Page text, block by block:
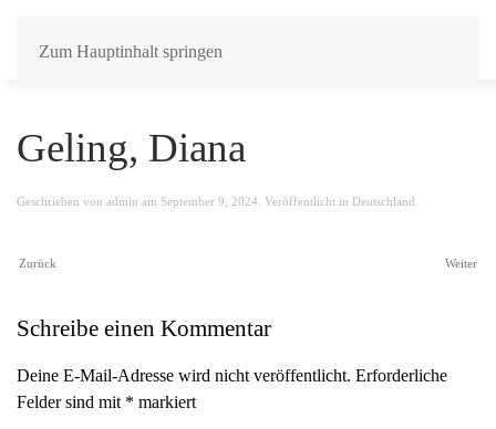
Zum Hauptinhalt springen
Geling, Diana
Geschrieben von admin am September 9, 2024. Veröffentlicht in Deutschland .
Zurück Weiter
Schreibe einen Kommentar
Deine E-Mail-Adresse wird nicht veröffentlicht. Erforderliche
Felder sind mit * markiert